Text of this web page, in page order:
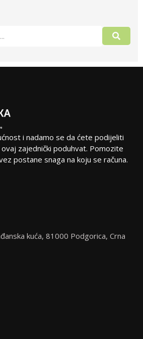
i nadamo se da ćete podijeliti
zajednički poduhvat. Pomozite
postane snaga na koju se računa.
kuća, 81000 Podgorica, Crna